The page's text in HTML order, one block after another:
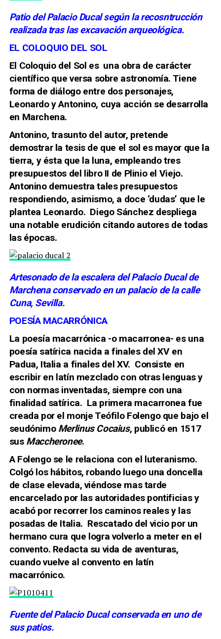
Patio del Palacio Ducal según la recosntrucción
realizada tras las excavación arqueológica.
EL COLOQUIO DEL SOL
El Coloquio del Sol es una obra de carácter
científico que versa sobre astronomía. Tiene
forma de diálogo entre dos personajes,
Leonardo y Antonino, cuya acción se desarrolla
en Marchena.
Antonino, trasunto del autor, pretende
demostrar la tesis de que el sol es mayor que la
tierra, y ésta que la luna, empleando tres
presupuestos del libro II de Plinio el Viejo.
Antonino demuestra tales presupuestos
respondiendo, asimismo, a doce ‘dudas’ que le
plantea Leonardo. Diego Sánchez despliega
una notable erudición citando autores de todas
las épocas.
Artesonado de la escalera del Palacio Ducal de
Marchena conservado en un palacio de la calle
Cuna, Sevilla.
POESÍA MACARRÓNICA
La poesía macarrónica -o macarronea- es una
poesía satírica nacida a finales del XV en
Padua, Italia a finales del XV. Consiste en
escribir en latín mezclado con otras lenguas y
con normas inventadas, siempre con una
finalidad satírica. La primera macarronea fue
creada por el monje Teófilo Folengo que bajo el
seudónimo Merlinus Cocaius, publicó en 1517
sus Maccheronee.
A Folengo se le relaciona con el luteranismo.
Colgó los hábitos, robando luego una doncella
de clase elevada, viéndose mas tarde
encarcelado por las autoridades pontificias y
acabó por recorrer los caminos reales y las
posadas de Italia. Rescatado del vicio por un
hermano cura que logra volverlo a meter en el
convento. Redacta su vida de aventuras,
cuando vuelve al convento en latín
macarrónico.
Fuente del Palacio Ducal conservada en uno de
sus patios.